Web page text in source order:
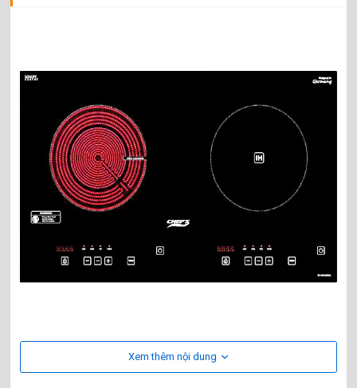
Nếu như trước đây model bếp điện từ Chefs MIX2000A chỉ sử
dụng mặt kính cường lực thường và bếp hồng ngoại chỉ có 1
Xem thêm nội dung